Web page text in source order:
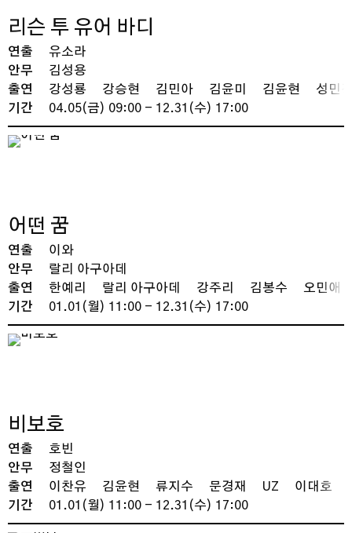
리슨 투 유어 바디
연출
유소라
안무
김성용
출연
강성룡 강승현 김민아 김윤미 김윤현
성민
기간
04.05(금) 09:00 - 12.31(수) 17:00
어떤 꿈
연출
이와
안무
랄리 아구아데
출연
한예리 랄리 아구아데 강주리 김봉수
오민애
기간
01.01(월) 11:00 - 12.31(수) 17:00
비보호
연출
호빈
안무
정철인
출연
이찬유 김윤현 류지수 문경재 UZ 이대호
기간
01.01(월) 11:00 - 12.31(수) 17:00